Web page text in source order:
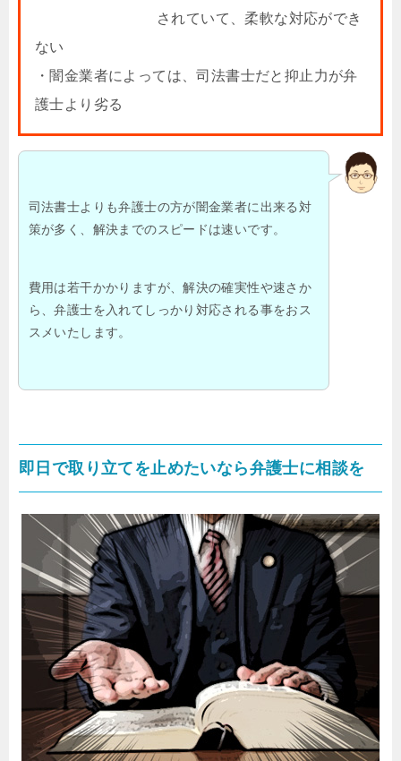
されていて、柔軟な対応ができ
ない
・闇金業者によっては、司法書士だと抑止力が弁
護士より劣る
司法書士よりも弁護士の方が闇金業者に出来る対
策が多く、解決までのスピードは速いです。
費用は若干かかりますが、解決の確実性や速さか
ら、弁護士を入れてしっかり対応される事をおス
スメいたします。
即日で取り立てを止めたいなら弁護士に相談を